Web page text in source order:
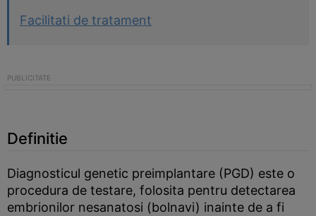
Facilitati de tratament
Definitie
Diagnosticul genetic preimplantare (PGD) este o
procedura de testare, folosita pentru detectarea
embrionilor nesanatosi (bolnavi) inainte de a fi